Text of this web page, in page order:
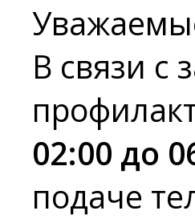
В связи с
02:00 до
подаче